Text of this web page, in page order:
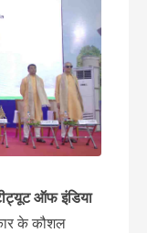
ऑफ इंडिया
के कौशल